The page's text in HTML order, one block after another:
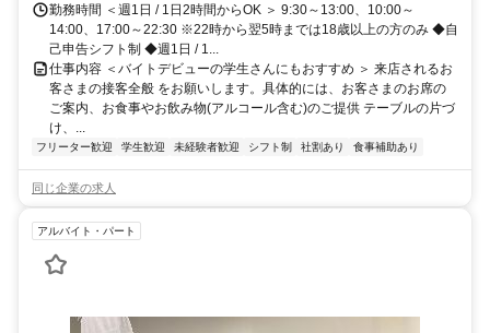
勤務時間 ＜週1日 / 1日2時間からOK ＞ 9:30～13:00、10:00～
14:00、17:00～22:30 ※22時から翌5時までは18歳以上の方のみ ◆自
己申告シフト制 ◆週1日 / 1...
仕事内容 ＜バイトデビューの学生さんにもおすすめ ＞ 来店されるお
客さまの接客全般 をお願いします。具体的には、お客さまのお席の
ご案内、お食事やお飲み物(アルコール含む)のご提供 テーブルの片づ
け、...
フリーター歓迎 学生歓迎 未経験者歓迎 シフト制 社割あり 食事補助あり
同じ企業の求人
アルバイト・パート